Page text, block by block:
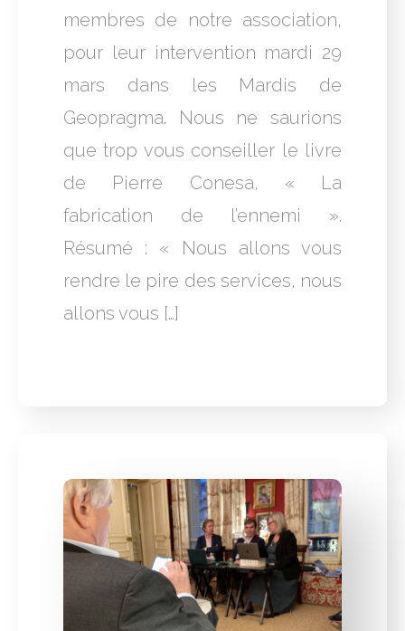
membres de notre association,
pour leur intervention mardi 29
mars dans les Mardis de
Geopragma. Nous ne saurions
que trop vous conseiller le livre
de Pierre Conesa, « La
fabrication de l’ennemi ».
Résumé : « Nous allons vous
rendre le pire des services, nous
allons vous […]